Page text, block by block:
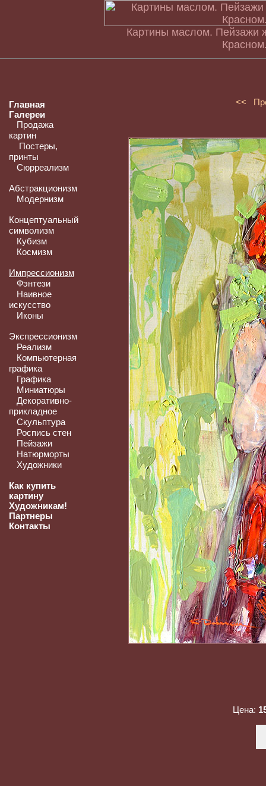
Картины маслом. Пейзажи
Главная
Галереи
Продажа
картин
Постеры,
принты
Сюрреализм
Абстракционизм
Модернизм
Концептуальный
символизм
Кубизм
Космизм
Импрессионизм
Фэнтези
Наивное
искусство
Иконы
Экспрессионизм
Реализм
Компьютерная
графика
Графика
Миниатюры
Декоративно-
прикладное
Скульптура
Роспись стен
Пейзажи
Натюрморты
Художники
Как купить
картину
Художникам!
Партнеры
Контакты
<<
Цена: